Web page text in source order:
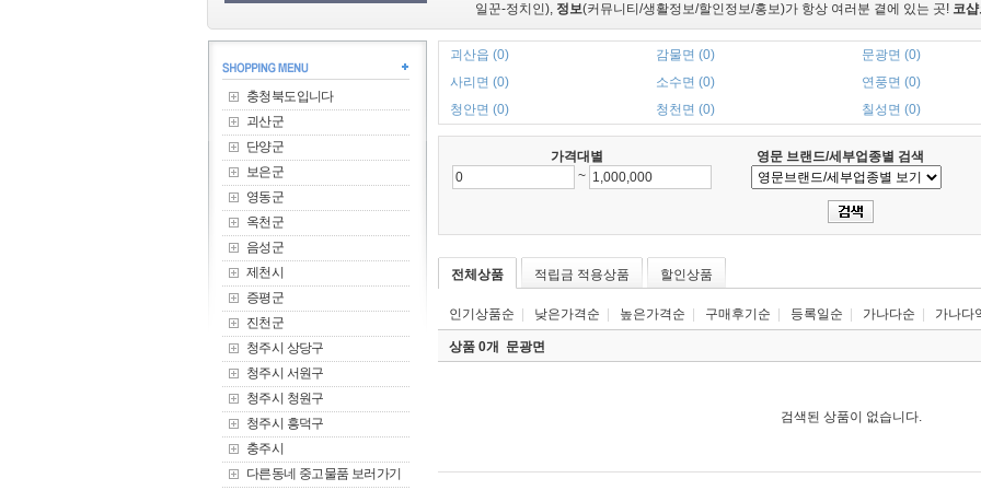
일꾼-정치인), 정보(커뮤니티/생활정보/할인정보/홍보)가 항상 여러분 곁에 있는 곳! 코
충청북도입니다
괴산군
단양군
보은군
영동군
옥천군
음성군
제천시
증평군
진천군
청주시 상당구
청주시 서원구
청주시 청원구
청주시 흥덕구
충주시
다른동네 중고물품 보러가기
괴산읍 (0) 감물면 (0)
문광면 (0)
사리면 (0)
소수면 (0)
연풍면 (0)
청안면 (0)
청천면 (0) 칠성면 (0)
가격대별
영문 브랜드/세부업종별 검색
~
전체상품 적립금 적용상품 할인상품
인기상품순 낮은가격순 높은가격순 구매후기순 등록일순 가나다순 가나다
상품 0개 문광면
검색된 상품이 없습니다.